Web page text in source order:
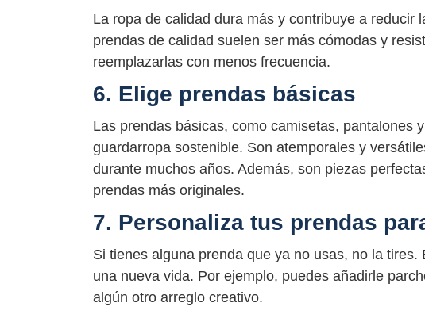
La ropa de calidad dura más y contribuye a reducir
prendas de calidad suelen ser más cómodas y
reemplazarlas con menos frecuencia.
6. Elige prendas básicas
Las prendas básicas, como camisetas, pantalones
guardarropa sostenible. Son atemporales y
durante muchos años. Además, son piezas
prendas más originales.
7. Personaliza tus prendas
Si tienes alguna prenda que ya no usas, no la
una nueva vida. Por ejemplo, puedes añadirle
algún otro arreglo creativo.